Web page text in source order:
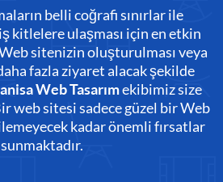
belli coğrafi sınırlar ile
kitlelere ulaşması için en etkin
sitenizin oluşturulması veya
fazla ziyaret alacak şekilde
Web Tasarımekibimiz size
web sitesi sadece güzel bir Web
kadar önemli fırsatlar
sunmaktadır.